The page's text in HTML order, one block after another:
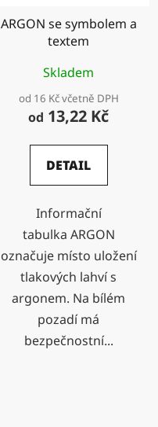
ARGON se symbolem a
textem
Skladem
od 16 Kč včetně DPH
od 13,22 Kč
DETAIL
Informační
tabulka ARGON
označuje místo uložení
tlakových lahví s
argonem. Na bílém
pozadí má
bezpečnostní...